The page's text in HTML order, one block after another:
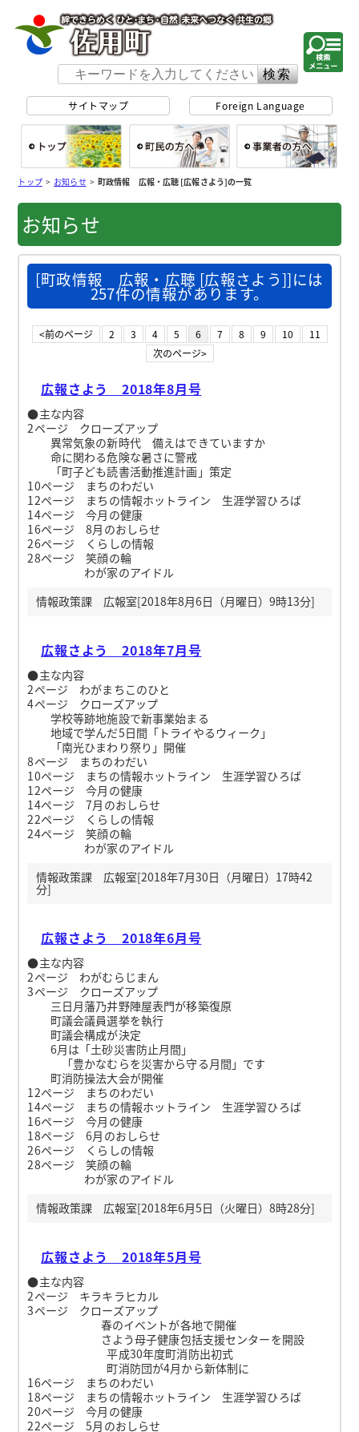
サイトマップ Foreign Language
総合トップ 町民の方へ
トップ> お知らせ>町政情報 広報・広聴 [広報さよう]の一覧
お知らせ
[町政情報 広報・広聴 [広報さよう]]には
257件の情報があります。
<前のページ 2 3 4 5 6 7 8 9 10
11
次のページ>
広報さよう 2018年8月号
●主な内容
2ページ クローズアップ
異常気象の新時代 備えはできていますか
命に関わる危険な暑さに警戒
「町子ども読書活動推進計画」策定
10ページ まちのわだい
12ページ まちの情報ホットライン 生涯学習ひろば
14ページ 今月の健康
16ページ 8月のおしらせ
26ページ くらしの情報
28ページ 笑顔の輪
わが家のアイドル
情報政策課 広報室[2018年8月6日（月曜日）9時13分]
広報さよう 2018年7月号
●主な内容
2ページ わがまちこのひと
4ページ クローズアップ
学校等跡地施設で新事業始まる
地域で学んだ5日間「トライやるウィーク」
「南光ひまわり祭り」開催
8ページ まちのわだい
10ページ まちの情報ホットライン 生涯学習ひろば
12ページ 今月の健康
14ページ 7月のおしらせ
22ページ くらしの情報
24ページ 笑顔の輪
わが家のアイドル
情報政策課 広報室[2018年7月30日（月曜日）17時42
分]
広報さよう 2018年6月号
●主な内容
2ページ わがむらじまん
3ページ クローズアップ
三日月藩乃井野陣屋表門が移築復原
町議会議員選挙を執行
町議会構成が決定
6月は「土砂災害防止月間」
「豊かなむらを災害から守る月間」です
町消防操法大会が開催
12ページ まちのわだい
14ページ まちの情報ホットライン 生涯学習ひろば
16ページ 今月の健康
18ページ 6月のおしらせ
26ページ くらしの情報
28ページ 笑顔の輪
わが家のアイドル
情報政策課 広報室[2018年6月5日（火曜日）8時28分]
広報さよう 2018年5月号
●主な内容
2ページ キラキラヒカル
3ページ クローズアップ
春のイベントが各地で開催
さよう母子健康包括支援センターを開設
平成30年度町消防出初式
町消防団が4月から新体制に
16ページ まちのわだい
18ページ まちの情報ホットライン 生涯学習ひろば
20ページ 今月の健康
22ページ 5月のおしらせ